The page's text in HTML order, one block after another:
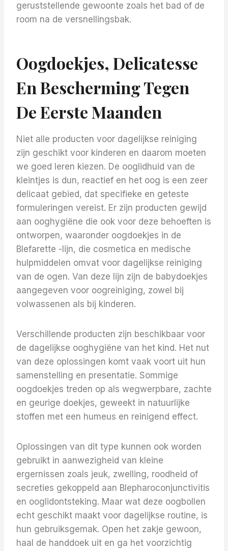
geruststellende gewoonte zoals het bad of de
room na de versnellingsbak.
Oogdoekjes, Delicatesse
En Bescherming Tegen
De Eerste Maanden
Niet alle producten voor dagelijkse reiniging
zijn geschikt voor kinderen en daarom moeten
we goed leren kiezen. De ooglidhuid van de
kleintjes is dun, reactief en het oog is een zeer
delicaat gebied, dat specifieke en geteste
formuleringen vereist. Er zijn producten gewijd
aan ooghygiëne die ook voor deze behoeften is
ontworpen, waaronder oogdoekjes in de
Blefarette -lijn, die cosmetica en medische
hulpmiddelen omvat voor dagelijkse reiniging
van de ogen. Van deze lijn zijn de babydoekjes
aangegeven voor oogreiniging, zowel bij
volwassenen als bij kinderen.
Verschillende producten zijn beschikbaar voor
de dagelijkse ooghygiëne van het kind. Het nut
van deze oplossingen komt vaak voort uit hun
samenstelling en presentatie. Sommige
oogdoekjes treden op als wegwerpbare, zachte
en geurige doekjes, geweekt in natuurlijke
stoffen met een humeus en reinigend effect.
Oplossingen van dit type kunnen ook worden
gebruikt in aanwezigheid van kleine
ergernissen zoals jeuk, zwelling, roodheid of
secreties gekoppeld aan Blepharoconjunctivitis
en ooglidontsteking. Maar wat deze oogbollen
echt geschikt maakt voor dagelijkse routine, is
hun gebruiksgemak. Open het zakje gewoon,
haal de handdoek uit en ga het voorzichtig